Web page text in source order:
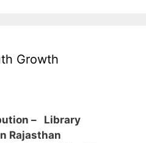
Growth
– Library
Rajasthan